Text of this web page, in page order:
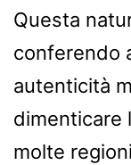
Questa
conferendo
autenticità
dimenticare
molte